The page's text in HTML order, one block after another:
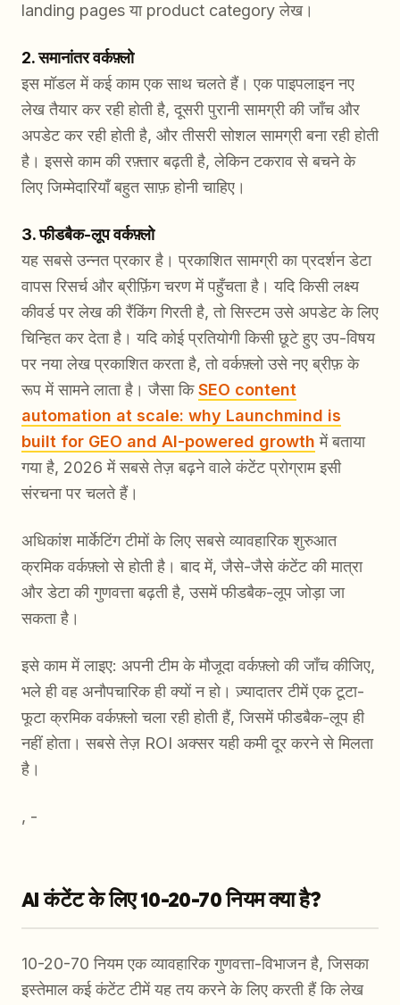
landing pages या product category लेख।
2. समानांतर वर्कफ़्लो
इस मॉडल में कई काम एक साथ चलते हैं। एक पाइपलाइन नए
लेख तैयार कर रही होती है, दूसरी पुरानी सामग्री की जाँच और
अपडेट कर रही होती है, और तीसरी सोशल सामग्री बना रही होती
है। इससे काम की रफ़्तार बढ़ती है, लेकिन टकराव से बचने के
लिए जिम्मेदारियाँ बहुत साफ़ होनी चाहिए।
3. फीडबैक-लूप वर्कफ़्लो
यह सबसे उन्नत प्रकार है। प्रकाशित सामग्री का प्रदर्शन डेटा
वापस रिसर्च और ब्रीफ़िंग चरण में पहुँचता है। यदि किसी लक्ष्य
कीवर्ड पर लेख की रैंकिंग गिरती है, तो सिस्टम उसे अपडेट के लिए
चिन्हित कर देता है। यदि कोई प्रतियोगी किसी छूटे हुए उप-विषय
पर नया लेख प्रकाशित करता है, तो वर्कफ़्लो उसे नए ब्रीफ़ के
रूप में सामने लाता है। जैसा किSEO content
automation at scale: why Launchmind is
built for GEO and AI-powered growth में बताया
गया है, 2026 में सबसे तेज़ बढ़ने वाले कंटेंट प्रोग्राम इसी
संरचना पर चलते हैं।
अधिकांश मार्केटिंग टीमों के लिए सबसे व्यावहारिक शुरुआत
क्रमिक वर्कफ़्लो से होती है। बाद में, जैसे-जैसे कंटेंट की मात्रा
और डेटा की गुणवत्ता बढ़ती है, उसमें फीडबैक-लूप जोड़ा जा
सकता है।
इसे काम में लाइए: अपनी टीम के मौजूदा वर्कफ़्लो की जाँच कीजिए,
भले ही वह अनौपचारिक ही क्यों न हो। ज़्यादातर टीमें एक टूटा-
फूटा क्रमिक वर्कफ़्लो चला रही होती हैं, जिसमें फीडबैक-लूप ही
नहीं होता। सबसे तेज़ ROI अक्सर यही कमी दूर करने से मिलता
है।
, -
AI कंटेंट के लिए 10-20-70 नियम क्या है?
10-20-70 नियम एक व्यावहारिक गुणवत्ता-विभाजन है, जिसका
इस्तेमाल कई कंटेंट टीमें यह तय करने के लिए करती हैं कि लेख